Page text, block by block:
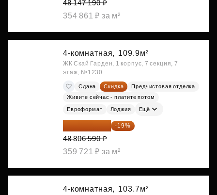
48 147 190 ₽
354 861 ₽ за м²
4-комнатная, 109.9м²
ЖК Скай Гарден, 1 корпус, 7 секция, 7
этаж, №1230
Сдана Скидка
Предчистовая отделка
Живите сейчас - платите потом
Евроформат Лоджия Ещё
39 533 338 ₽ -19%
48 806 590 ₽
359 721 ₽ за м²
4-комнатная, 103.7м²